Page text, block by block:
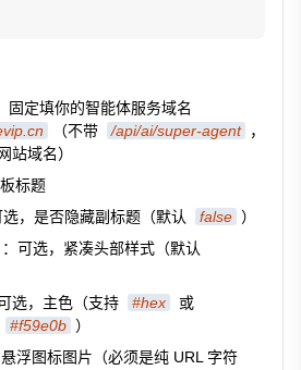
固定填你的智能体服务域名
（不带 /api/ai/super-agent
，
站域名）
标题
选，是否隐藏副标题（默认 false ）
：可选，紧凑头部样式（默认
选，主色（支持 #hex
或
#f59e0b ）
浮图标图片（必须是纯 URL 字符